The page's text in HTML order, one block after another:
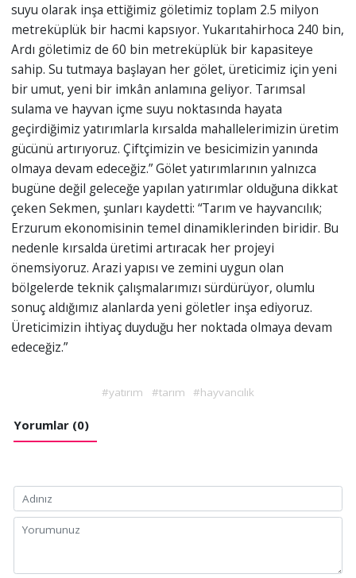
suyu olarak inşa ettiğimiz göletimiz toplam 2.5 milyon
metreküplük bir hacmi kapsıyor. Yukarıtahirhoca 240 bin,
Ardı göletimiz de 60 bin metreküplük bir kapasiteye
sahip. Su tutmaya başlayan her gölet, üreticimiz için yeni
bir umut, yeni bir imkân anlamına geliyor. Tarımsal
sulama ve hayvan içme suyu noktasında hayata
geçirdiğimiz yatırımlarla kırsalda mahallelerimizin üretim
gücünü artırıyoruz. Çiftçimizin ve besicimizin yanında
olmaya devam edeceğiz.” Gölet yatırımlarının yalnızca
bugüne değil geleceğe yapılan yatırımlar olduğuna dikkat
çeken Sekmen, şunları kaydetti: “Tarım ve hayvancılık;
Erzurum ekonomisinin temel dinamiklerinden biridir. Bu
nedenle kırsalda üretimi artıracak her projeyi
önemsiyoruz. Arazi yapısı ve zemini uygun olan
bölgelerde teknik çalışmalarımızı sürdürüyor, olumlu
sonuç aldığımız alanlarda yeni göletler inşa ediyoruz.
Üreticimizin ihtiyaç duyduğu her noktada olmaya devam
edeceğiz.”
#yatırım #tarım #hayvancılık
Yorumlar (0)